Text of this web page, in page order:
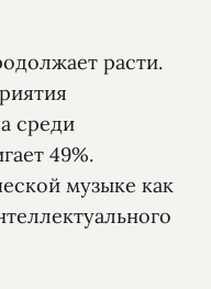
расти.
среди
49%.
музыке как